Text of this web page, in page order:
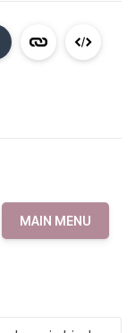
MAIN MENU